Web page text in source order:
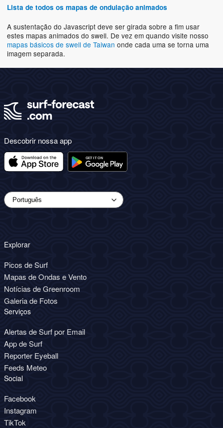
Lista de todos os mapas de ondulação animados
A sustentação do Javascript deve ser girada sobre a fim usar
estes mapas animados do swell. De vez em quando visite nosso
mapas básicos de swell de Taiwan onde cada uma se torna uma
imagem separada.
Descobrir nossa app
Explorar
Picos de Surf
Mapas de Ondas e Vento
Notícias de Greenroom
Galeria de Fotos
Serviços
Alertas de Surf por Email
App de Surf
Reporter Eyeball
Feeds Meteo
Social
Facebook
Instagram
TikTok